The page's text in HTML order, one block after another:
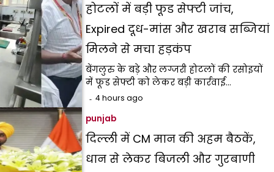
होटलों में बड़ी फूड सेफ्टी जांच,
Expired दूध-मांस और खराब सब्जियां
मिलने से मचा हड़कंप
बेंगलुरु के बड़े और लग्जरी होटलों की रसोइयों
में फूड सेफ्टी को लेकर बड़ी कार्रवाई…
4 hours ago
punjab
दिल्ली में CM मान की अहम बैठकें,
धान से लेकर बिजली और गुरबाणी